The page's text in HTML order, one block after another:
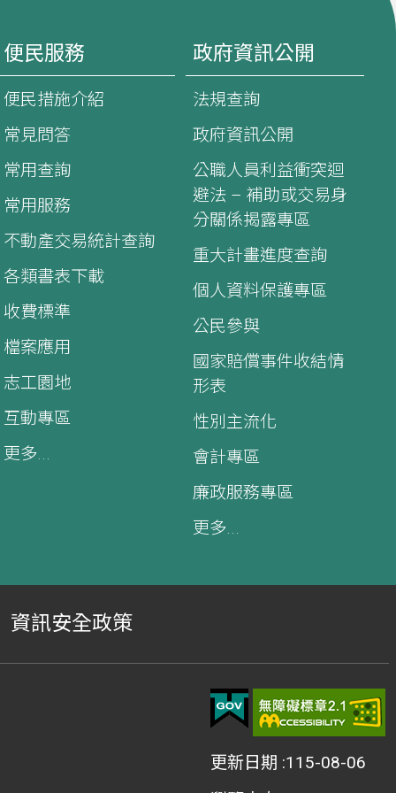
便民服務
便民措施介紹
常見問答
常用查詢
常用服務
不動產交易統計查詢
各類書表下載
收費標準
檔案應用
志工園地
互動專區
更多...
政府資訊公開
法規查詢
政府資訊公開
公職人員利益衝突迴
避法 – 補助或交易身
分關係揭露專區
重大計畫進度查詢
個人資料保護專區
公民參與
國家賠償事件收結情
形表
性別主流化
會計專區
廉政服務專區
更多...
資訊安全政策
更新日期 115-08-06